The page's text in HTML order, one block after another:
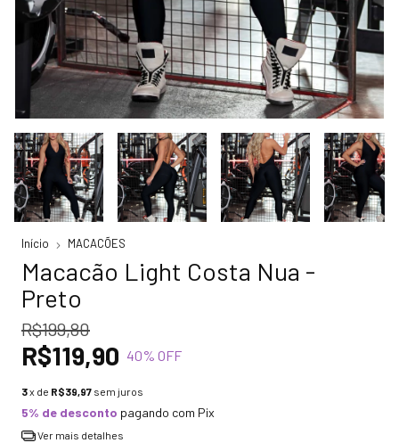
Início MACACÕES
Macacão Light Costa Nua -
Preto
R$199,80
R$119,90 40% OFF
3x de R$39,97 sem juros
5% de desconto pagando com Pix
Ver mais detalhes